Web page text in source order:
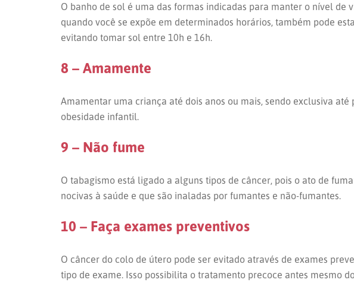
O banho de sol é uma das formas indicadas para manter o nível
quando você se expõe em determinados horários, também pode
evitando tomar sol entre 10h e 16h.
8 – Amamente
Amamentar uma criança até dois anos ou mais, sendo exclusiva
obesidade infantil.
9 – Não fume
O tabagismo está ligado a alguns tipos de câncer, pois o ato de
nocivas à saúde e que são inaladas por fumantes e não-fumantes.
10 – Faça exames preventivos
O câncer do colo de útero pode ser evitado através de exames
tipo de exame. Isso possibilita o tratamento precoce antes mesmo